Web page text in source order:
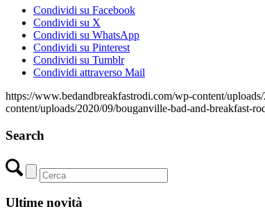
Condividi su Facebook
Condividi su X
Condividi su WhatsApp
Condividi su Pinterest
Condividi su Tumblr
Condividi attraverso Mail
https://www.bedandbreakfastrodi.com/wp-content/
content/uploads/2020/09/bouganville-bad-and-breakfast-
Search
Ultime novità